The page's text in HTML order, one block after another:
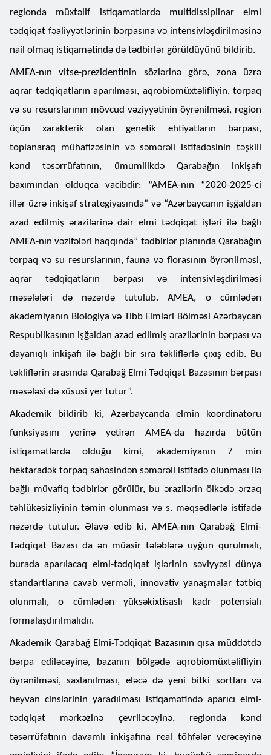
regionda müxtəlif istiqamətlərdə multidissiplinar elmi
tədqiqat fəaliyyətlərinin bərpasına və intensivləşdirilməsinə
nail olmaq istiqamətində də tədbirlər görüldüyünü bildirib.
AMEA-nın vitse-prezidentinin sözlərinə görə, zona üzrə
aqrar tədqiqatların aparılması, aqrobiomüxtəlifliyin, torpaq
və su resurslarının mövcud vəziyyətinin öyrənilməsi, region
üçün xarakterik olan genetik ehtiyatların bərpası,
toplanaraq mühafizəsinin və səmərəli istifadəsinin təşkili
kənd təsərrüfatının, ümumilikdə Qarabağın inkişafı
baxımından olduqca vacibdir: “AMEA-nın “2020-2025-ci
illər üzrə inkişaf strategiyasında” və “Azərbaycanın işğaldan
azad edilmiş ərazilərinə dair elmi tədqiqat işləri ilə bağlı
AMEA-nın vəzifələri haqqında” tədbirlər planında Qarabağın
torpaq və su resurslarının, fauna və florasının öyrənilməsi,
aqrar tədqiqatların bərpası və intensivləşdirilməsi
məsələləri də nəzərdə tutulub. AMEA, o cümlədən
akademiyanın Biologiya və Tibb Elmləri Bölməsi Azərbaycan
Respublikasının işğaldan azad edilmiş ərazilərinin bərpası və
dayanıqlı inkişafı ilə bağlı bir sıra təkliflərlə çıxış edib. Bu
təkliflərin arasında Qarabağ Elmi Tədqiqat Bazasının bərpası
məsələsi də xüsusi yer tutur”.
Akademik bildirib ki, Azərbaycanda elmin koordinatoru
funksiyasını yerinə yetirən AMEA-da hazırda bütün
istiqamətlərdə olduğu kimi, akademiyanın 7 min
hektaradək torpaq sahəsindən səmərəli istifadə olunması ilə
bağlı müvafiq tədbirlər görülür, bu ərazilərin ölkədə ərzaq
təhlükəsizliyinin təmin olunması və s. məqsədlərlə istifadə
nəzərdə tutulur. Əlavə edib ki, AMEA-nın Qarabağ Elmi-
Tədqiqat Bazası da ən müasir tələblərə uyğun qurulmalı,
burada aparılacaq elmi-tədqiqat işlərinin səviyyəsi dünya
standartlarına cavab verməli, innovativ yanaşmalar tətbiq
olunmalı, o cümlədən yüksəkixtisaslı kadr potensialı
formalaşdırılmalıdır.
Akademik Qarabağ Elmi-Tədqiqat Bazasının qısa müddətdə
bərpa ediləcəyinə, bazanın bölgədə aqrobiomüxtəlifliyin
öyrənilməsi, saxlanılması, eləcə də yeni bitki sortları və
heyvan cinslərinin yaradılması istiqamətində aparıcı elmi-
tədqiqat mərkəzinə çevriləcəyinə, regionda kənd
təsərrüfatının davamlı inkişafına real töhfələr verəcəyinə